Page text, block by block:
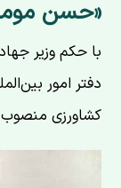
«حسن
با حکم وزیر
دفتر امور
کشاورزی منصوب